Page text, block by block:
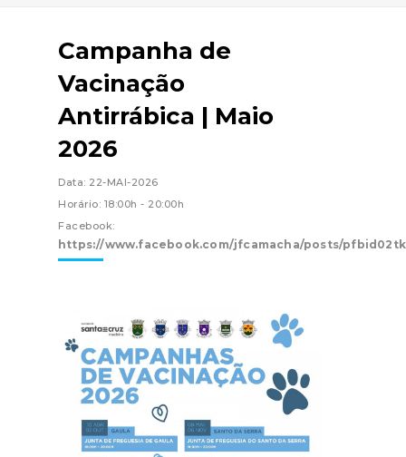
Campanha de
Vacinação
Antirrábica | Maio
2026
Data: 22-MAI-2026
Horário: 18:00h - 20:00h
Facebook:
https://www.facebook.com/jfcamacha/posts/